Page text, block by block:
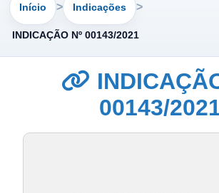
Início Indicações
INDICAÇÃO Nº 00143/2021
00143/